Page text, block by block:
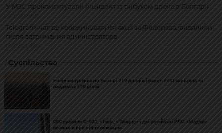
У МЗС прокоментували інцидент із вибухом дрона в Болгарії
Telegram-чат, де координувалися акції за Федорова, видалили
після затримання адміністратора
Суспільство
Росія випустила по Україні 219 дронів і ракет: ППО знищила та
подавила 179 цілей
СБС уразили С-400, «Тор», «Панцир» і дві російські РЛС: «Мадяр»
розповів про нічну операцію